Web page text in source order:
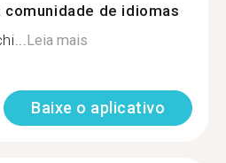
de idiomas
Leia mais
Baixe o aplicativo